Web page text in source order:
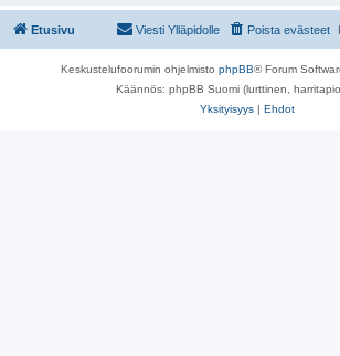
Etusivu Poista evästeet
Viesti Ylläpidolle
Keskustelufoorumin ohjelmisto phpBB® Forum
Käännös: phpBB Suomi (lurttinen,
Yksityisyys | Ehdot